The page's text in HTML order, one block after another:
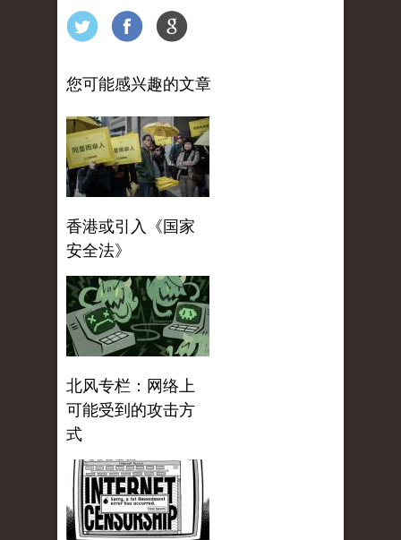
您可能感兴趣的文章
香港或引入《国家
安全法》
北风专栏：网络上
可能受到的攻击方
式